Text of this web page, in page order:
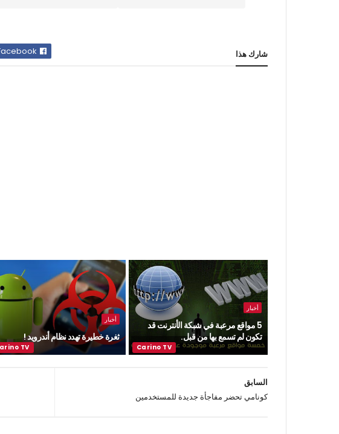
شارك هذا
أخبار
5 مواقع مرعبة في شبكة الأنترنت قد
تكون لم تسمع بها من قبل.
أخبار
ثغرة خطيرة تهدد نظام أندرويد !
السابق
كونامي تحضر مفاجأة جديدة للمستخدمين